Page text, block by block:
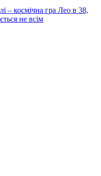
– космічна гра Лео в 38,
не всім